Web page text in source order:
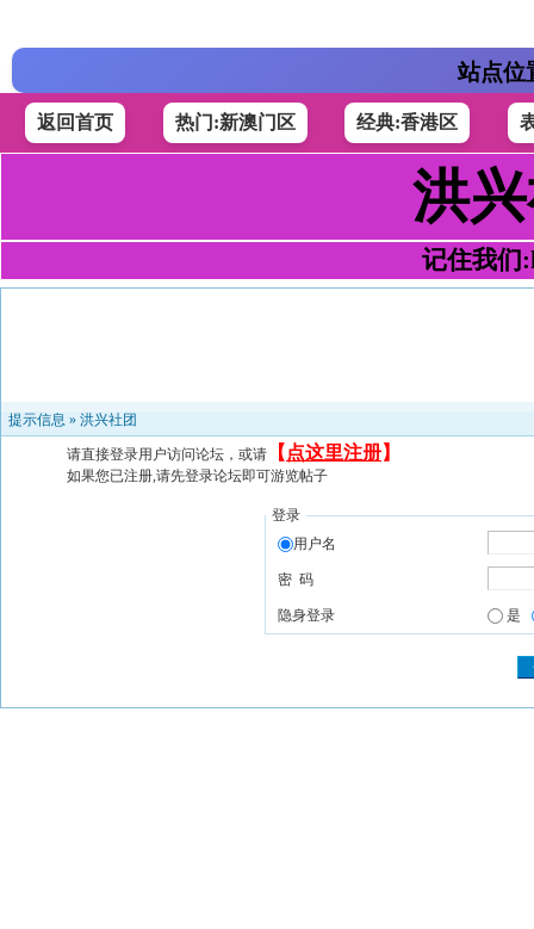
站点位
返回首页 热门:新澳门区 经典:香港区
洪
记住我们
提示信息 » 洪兴社团
请直接登录用户访问论坛，或请 【 点这里注册】
如果您已注册,请先登录论坛即可游览帖子
登录
用户名
密 码
隐身登录 是